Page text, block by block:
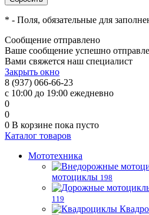
* - Поля, обязательные для
Сообщение отправлено
Ваше сообщение успешно
Вами свяжется наш специалист
Закрыть окно
8 (937) 066-66-23
с 10:00 до 19:00 ежедневно
0
0
0 В корзине пока пусто
Каталог товаров
Мототехника
мотоциклы 198
119